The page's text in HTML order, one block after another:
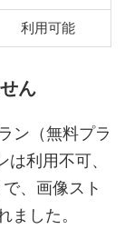
利用可能
ん
ン（無料プラ
利用不可、
、画像スト
した。